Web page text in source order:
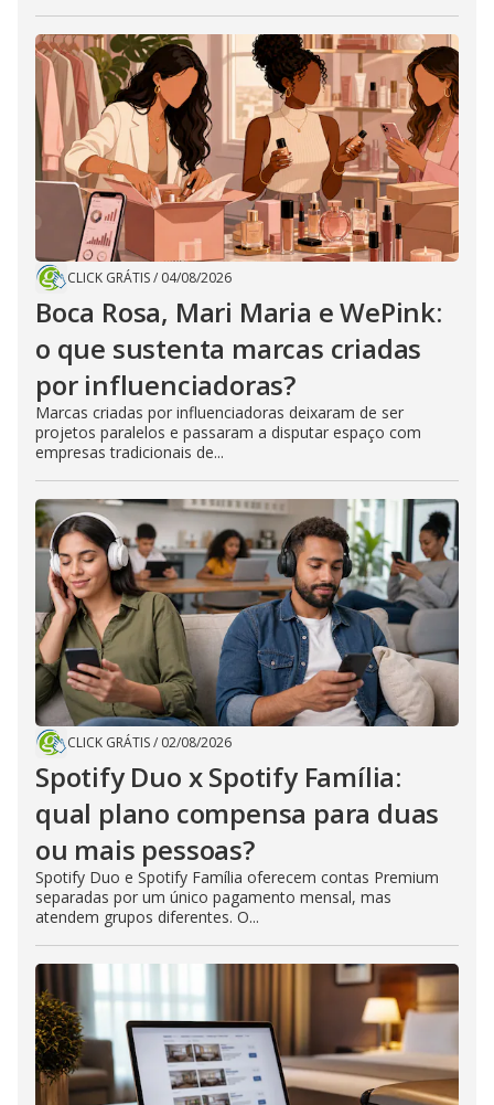
CLICK GRÁTIS/ 04/08/2026
Boca Rosa, Mari Maria e WePink:
o que sustenta marcas criadas
por influenciadoras?
Marcas criadas por influenciadoras deixaram de ser
projetos paralelos e passaram a disputar espaço com
empresas tradicionais de...
CLICK GRÁTIS/ 02/08/2026
Spotify Duo x Spotify Família:
qual plano compensa para duas
ou mais pessoas?
Spotify Duo e Spotify Família oferecem contas Premium
separadas por um único pagamento mensal, mas
atendem grupos diferentes. O...